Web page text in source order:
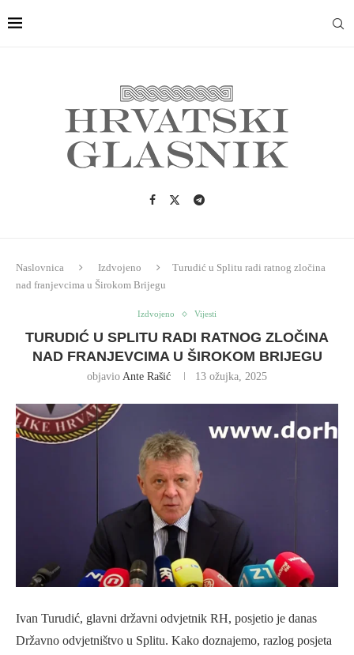
Naslovnica Izdvojeno
Turudić u Splitu radi ratnog zločina
nad franjevcima u Širokom Brijegu
Izdvojeno Vijesti
TURUDIĆ U SPLITU RADI RATNOG ZLOČINA
NAD FRANJEVCIMA U ŠIROKOM BRIJEGU
objavio Ante Rašić 13 ožujka, 2025
Ivan Turudić, glavni državni odvjetnik RH, posjetio je danas
Državno odvjetništvo u Splitu. Kako doznajemo, razlog posjeta